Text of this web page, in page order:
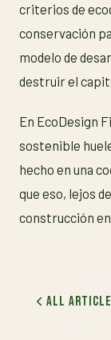
criterios de
conservación
modelo de
destruir el
En EcoDesign
sostenible
hecho en una
que eso, lejos
construcción
All